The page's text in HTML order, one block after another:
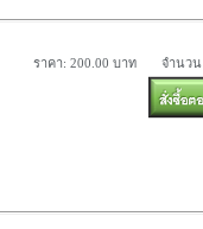
ราคา: 200.00 บาท จำนวน